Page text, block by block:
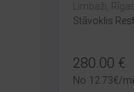
Limbaži,
Stāvoklis
280.00 €
No 12.73€/